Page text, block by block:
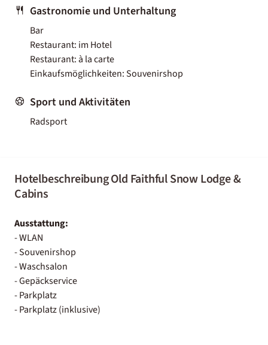
Gastronomie und Unterhaltung
Bar
Restaurant: im Hotel
Restaurant: à la carte
Einkaufsmöglichkeiten: Souvenirshop
Sport und Aktivitäten
Radsport
Hotelbeschreibung Old Faithful Snow Lodge &
Cabins
Ausstattung:
- WLAN
- Souvenirshop
- Waschsalon
- Gepäckservice
- Parkplatz
- Parkplatz (inklusive)